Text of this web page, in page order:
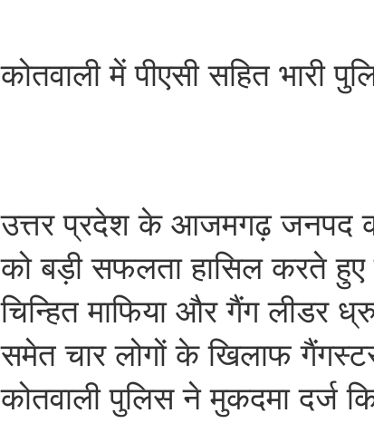
कोतवाली में पीएसी सहित भारी
उत्तर प्रदेश के आजमगढ़ जनपद
को बड़ी सफलता हासिल करते
चिन्हित माफिया और गैंग लीडर
समेत चार लोगों के खिलाफ
कोतवाली पुलिस ने मुकदमा दर्ज